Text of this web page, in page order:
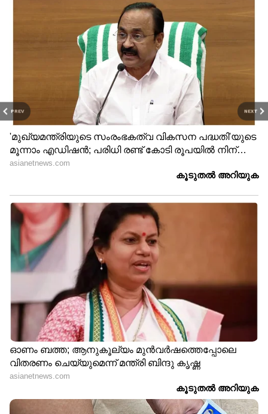
PREV NEXT
മത്സ്യത്തൊഴിലാളിയുടെ
മൃതശരീരം കണ്ടെത്തി
കുരുന്നിന് പേര് 'നീൽ'
വെള്ളാപ്പള്ളിക്കെതിരെ യു
പ്രതിഭ; നിയമനടപടിക്ക്
പാർട്ടിയോട് അനുമതി
തേടി, മകനെ
അപമാനിച്ചെന്ന് പരാതി
കണ്ണൂരിൽ
ചികിത്സയിലിരിക്കേ
പൊലീസിനെ വെട്ടിച്ച്
കടന്നുകളഞ്ഞ സിപിഎം
പ്രവർത്തകരായ പ്രതികൾ
LATEST VIDEOS
സ്ത്രീ ആരോഗ്യ സംരക്ഷണത്തിൽ
കര്‍ണാടക; 'ഋതുതാരെ' പദ്ധതി